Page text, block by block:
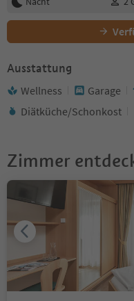
Ausstattung
Wellness Garage
Diätküche/Schonkost
Zimmer